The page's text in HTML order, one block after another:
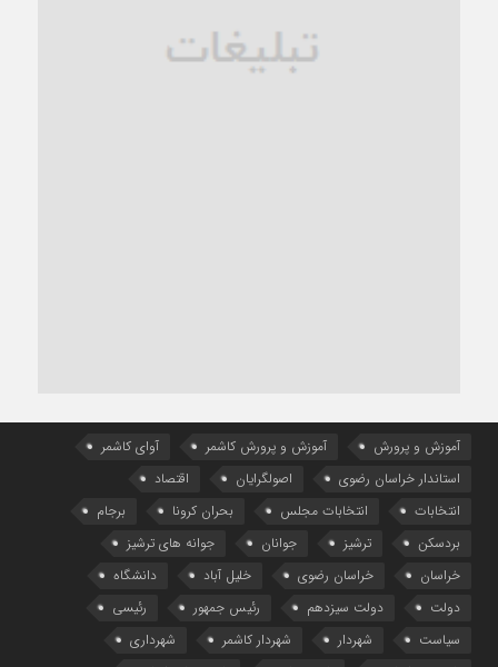
آموزش و پرورش آموزش و پرورش کاشمر
آوای کاشمر
استاندار خراسان رضوی
اصولگرایان
اقتصاد
انتخابات
انتخابات مجلس بحران کرونا
برجام
بردسکن
ترشیز جوانان
جوانه های ترشیز
خراسان
خراسان رضوی خلیل آباد
دانشگاه
دولت
دولت سیزدهم رئیس جمهور
رئیسی
سیاست
شهردار شهردار کاشمر
شهرداری